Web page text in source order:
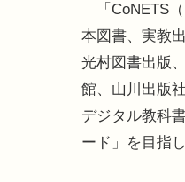
「CoNETS（
本図書、実教
光村図書出版
館、山川出版
デジタル教科
ード」を目指